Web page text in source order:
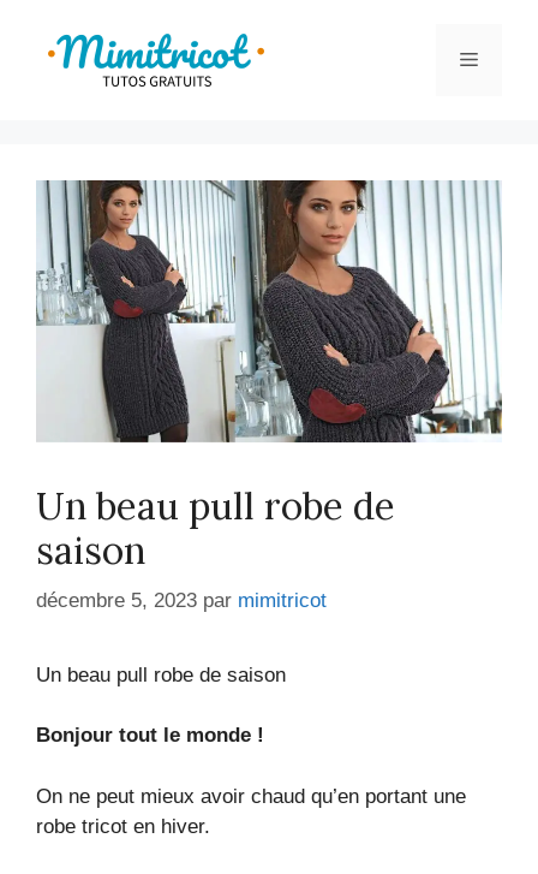
contenu
Menu
Un beau pull robe de
saison
décembre 5, 2023 par mimitricot
Un beau pull robe de saison
Bonjour tout le monde !
On ne peut mieux avoir chaud qu’en portant une
robe tricot en hiver.